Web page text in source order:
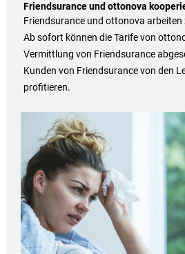
Friendsurance und ottonova
Friendsurance und ottonova
Ab sofort können die Tarife von
Vermittlung von Friendsurance
Kunden von Friendsurance von den
profitieren.